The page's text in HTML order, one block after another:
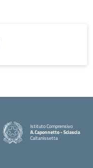
Istituto Comprensivo
A.Caponnetto - Sciascia
Caltanissetta